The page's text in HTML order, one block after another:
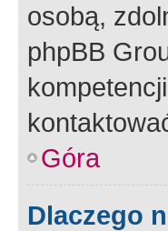
osobą,
phpBB
Góra
Dlaczego